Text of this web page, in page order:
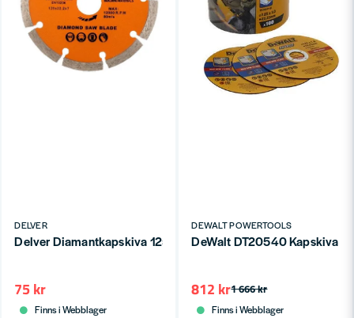
DELVER
Delver Diamantkapskiva 125mm Segmenterad
75 kr
Finns i Webblager
DEWALT POWERTOOLS
DeWalt DT20540 Kapskiva
1 666 kr
812 kr
Finns i Webblager